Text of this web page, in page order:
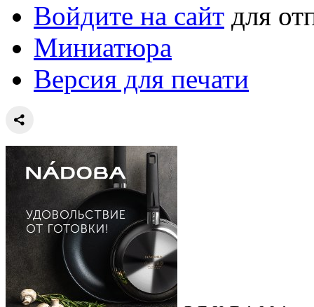
Войдите на сайт для
Миниатюра
Версия для печати